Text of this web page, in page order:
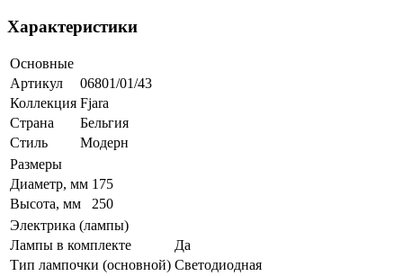
Характеристики
Основные
Артикул
06801/01/43
Коллекция Fjara
Страна
Бельгия
Стиль
Модерн
Размеры
Диаметр, мм 175
Высота, мм
250
Электрика (лампы)
Лампы в комплекте
Да
Тип лампочки (основной) Светодиодная